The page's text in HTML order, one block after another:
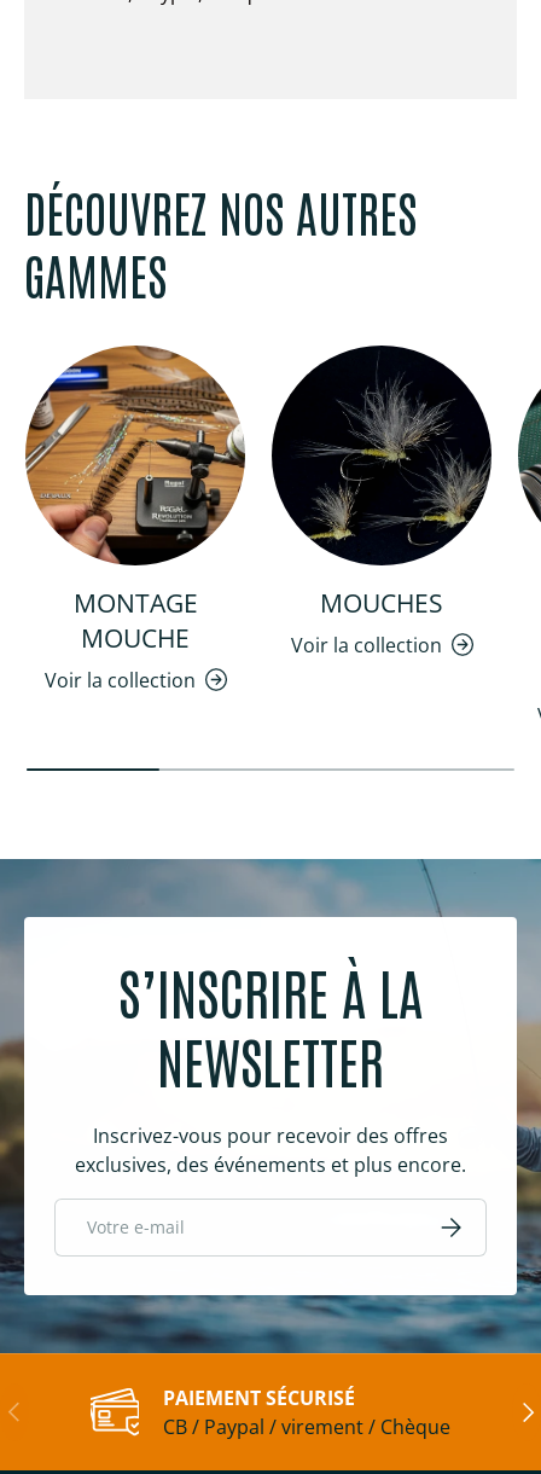
DÉCOUVREZ NOS AUTRES
GAMMES
MONTAGE
MOUCHE
Voir la collection
MOUCHES
Voir la collection
S’INSCRIRE À LA
NEWSLETTER
Inscrivez-vous pour recevoir des offres
exclusives, des événements et plus encore.
S’inscrire
Précédent
PAIEMENT SÉCURISÉ
CB / Paypal / virement / Chèque